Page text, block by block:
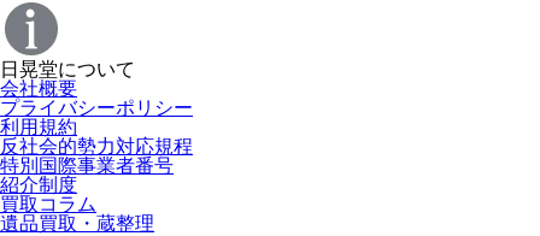
日晃堂について
会社概要
プライバシーポリシー
利用規約
反社会的勢力対応規程
特別国際事業者番号
紹介制度
買取コラム
遺品買取・蔵整理